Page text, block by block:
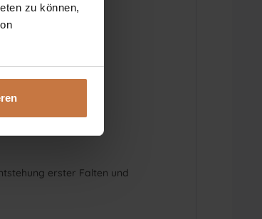
zu können,
erster Falten und